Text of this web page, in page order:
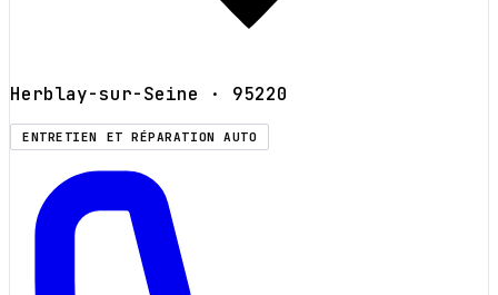
Herblay-sur-Seine · 95220
ENTRETIEN ET RÉPARATION AUTO